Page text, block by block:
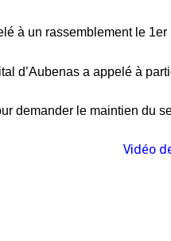
à un rassemblement le
d’Aubenas a appelé à
demander le maintien du
Vidéo